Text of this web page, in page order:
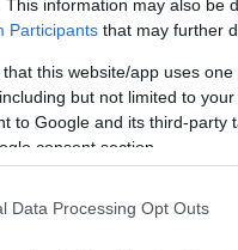
This information may also be
Participants that may further
that this website/app uses
but not limited to
to Google and its third-party
consent section.
Data Processing Opt Outs
εργαζομένους
βάσης,
περαιτέρω
ως την
εκείνη που θα
όρους, με βάση το